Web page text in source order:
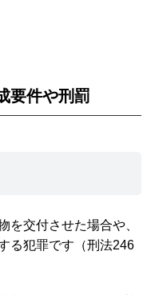
要件や刑罰
を交付させた場合や、
る犯罪です（刑法246